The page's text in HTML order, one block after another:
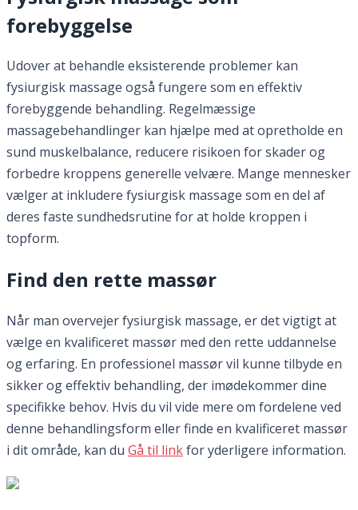
forebyggelse
Udover at behandle eksisterende problemer kan
fysiurgisk massage også fungere som en effektiv
forebyggende behandling. Regelmæssige
massagebehandlinger kan hjælpe med at opretholde en
sund muskelbalance, reducere risikoen for skader og
forbedre kroppens generelle velvære. Mange mennesker
vælger at inkludere fysiurgisk massage som en del af
deres faste sundhedsrutine for at holde kroppen i
topform.
Find den rette massør
Når man overvejer fysiurgisk massage, er det vigtigt at
vælge en kvalificeret massør med den rette uddannelse
og erfaring. En professionel massør vil kunne tilbyde en
sikker og effektiv behandling, der imødekommer dine
specifikke behov. Hvis du vil vide mere om fordelene ved
denne behandlingsform eller finde en kvalificeret massør
i dit område, kan du Gå til linkfor yderligere information.